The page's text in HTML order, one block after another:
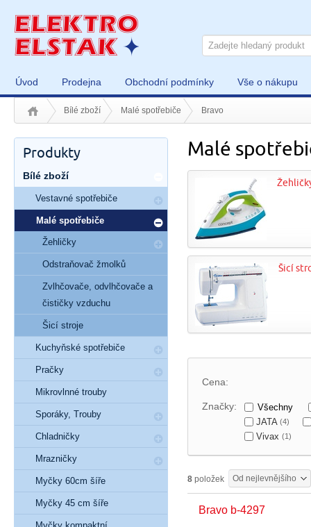
Úvod Prodejna Obchodní podmínky Vše o nákupu
Bílé zboží Malé spotřebiče Bravo
Malé
Šicí
Cena:
Značky:
Všechny
JATA (4)
Vivax (1)
8 položek Od nejlevnějšího
Bravo b-4297
Produkty
Bílé zboží
Vestavné spotřebiče
Malé spotřebiče
Žehličky
Odstraňovač žmolků
Zvlhčovače, odvlhčovače a
čističky vzduchu
Šicí stroje
Kuchyňské spotřebiče
Pračky
Mikrovlnné trouby
Sporáky, Trouby
Chladničky
Mrazničky
Myčky 60cm šíře
Myčky 45 cm šíře